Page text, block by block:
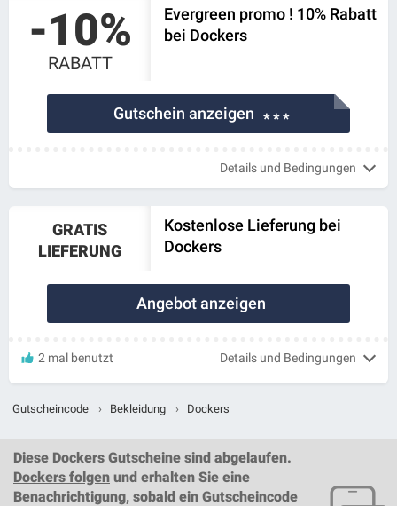
-10%
RABATT
Evergreen promo ! 10% Rabatt
bei Dockers
Gutschein anzeigen * * *
Details und Bedingungen
GRATIS
LIEFERUNG
Kostenlose Lieferung bei
Dockers
Angebot anzeigen
2 mal benutzt Details und Bedingungen
Gutscheincode › Bekleidung › Dockers
Diese Dockers Gutscheine sind abgelaufen.
Dockers folgen und erhalten Sie eine
Benachrichtigung, sobald ein Gutscheincode